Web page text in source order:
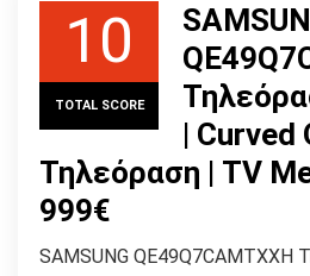
10
TOTAL SCORE
| Curved
Τηλεόραση | TV
999€
SAMSUNG QE49Q7CAMTXXH